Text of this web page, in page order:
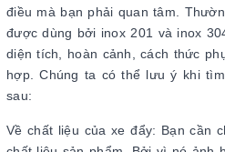
điều mà bạn phải quan tâm.
được dùng bởi inox 201 và inox
diện tích, hoàn cảnh, cách thức
hợp. Chúng ta có thể lưu ý khi
sau:
Về chất liệu của xe đẩy: Bạn cần